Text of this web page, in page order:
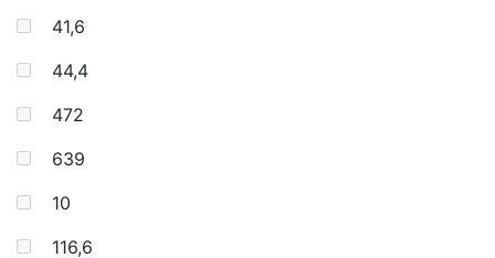
41,6
44,4
472
639
10
116,6